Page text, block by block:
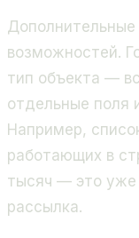
возможностей.
тип объекта —
отдельные поля
Например,
работающих в
тысяч — это уже
рассылка.